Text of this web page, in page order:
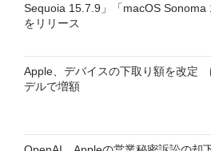
Sequoia 15.7.9」「macOS Sonoma
をリリース
Apple、デバイスの下取り額を改定
デルで増額